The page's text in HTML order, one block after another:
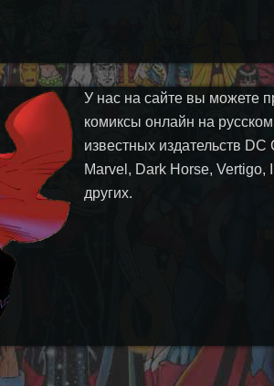
У нас на сайте вы можете
комиксы онлайн на
известных издательств DC
Marvel, Dark Horse, Vertigo,
других.